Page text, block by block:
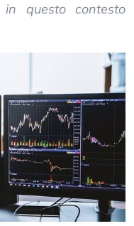
questo contesto